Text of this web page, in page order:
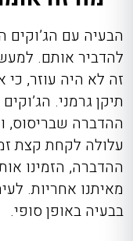
הבעיה עם
להדביר אותם.
זה לא היה עוזר,
תיקן גרמני.
ההדברה שבריסוס,
עלולה לקחת קצת
ההדברה, הזמינו
מאיתנו אחריות.
בבעיה באופן סופי.